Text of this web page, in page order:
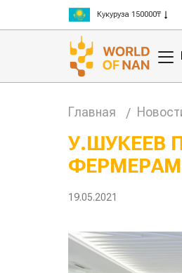
Рис 300000₸
Пшеница 3 класс
Главная
У.ШУКЕЕВ
19.05.2021